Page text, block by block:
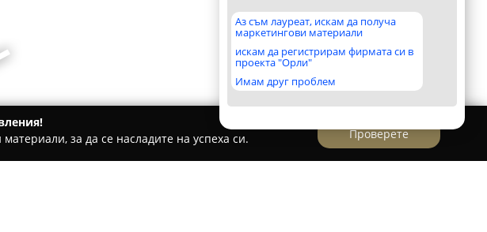
Аз съм лауреат, искам да получа
маркетингови материали
искам да регистрирам фирмата си в
проекта "Орли"
Имам друг проблем
за да се насладите на успеха си.
Проверете